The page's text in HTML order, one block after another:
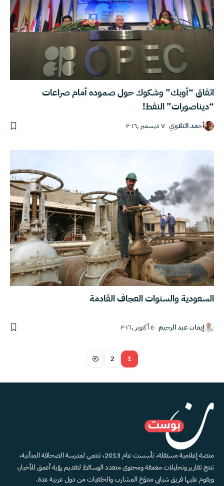
اتفاق “أوبك” وشكوك حول صموده أمام صراعات
“ديناصورات” النفط!
أحمد التلاوي ٧ ديسمبر ,٢٠١٦
السعودية والسنوات العجاف القادمة
إيمان عبد الرحيم ٤ أكتوبر ,٢٠١٦
1
2
منصة إعلامية مستقلة، تأسست عام 2013، تنتمي لمدرسة الصحافة المتأنية،
تنتج تقارير وتحليلات معمقة ومحتوى متعدد الوسائط لتقديم رؤية أعمق للأخبار،
ويقوم عليها فريق شبابي متنوّع المشارب والخلفيات من دول عربية عدة.